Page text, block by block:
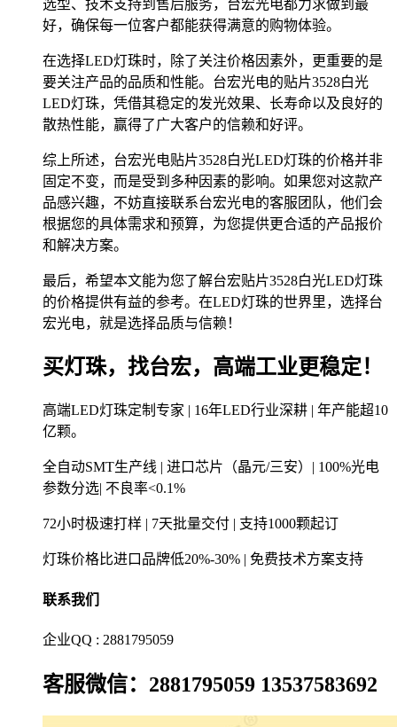
选型、技术支持到售后服务，台宏光电都力求做到最
好，确保每一位客户都能获得满意的购物体验。
在选择LED灯珠时，除了关注价格因素外，更重要的是
要关注产品的品质和性能。台宏光电的贴片3528白光
LED灯珠，凭借其稳定的发光效果、长寿命以及良好的
散热性能，赢得了广大客户的信赖和好评。
综上所述，台宏光电贴片3528白光LED灯珠的价格并非
固定不变，而是受到多种因素的影响。如果您对这款产
品感兴趣，不妨直接联系台宏光电的客服团队，他们会
根据您的具体需求和预算，为您提供更合适的产品报价
和解决方案。
最后，希望本文能为您了解台宏贴片3528白光LED灯珠
的价格提供有益的参考。在LED灯珠的世界里，选择台
宏光电，就是选择品质与信赖！
买灯珠，找台宏，高端工业更稳定！
高端LED灯珠定制专家 | 16年LED行业深耕 | 年产能超10
亿颗。
全自动SMT生产线 | 进口芯片（晶元/三安）| 100%光电
参数分选| 不良率<0.1%
72小时极速打样 | 7天批量交付 | 支持1000颗起订
灯珠价格比进口品牌低20%-30% | 免费技术方案支持
联系我们
企业QQ : 2881795059
客服微信：2881795059 13537583692